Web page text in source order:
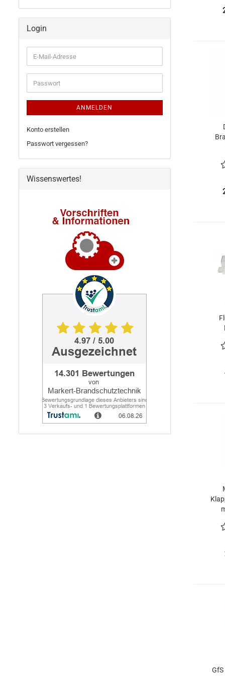
Login
E-
Mail-
Adresse
Passwort
ANMELDEN
Konto erstellen
Passwort vergessen?
Wissenswertes!